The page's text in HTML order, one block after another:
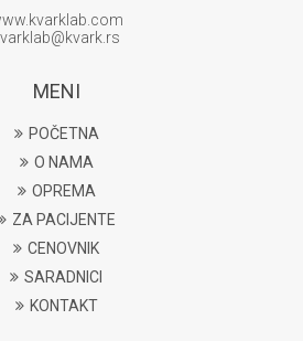
MENI
POČETNA
O NAMA
OPREMA
ZA PACIJENTE
CENOVNIK
SARADNICI
KONTAKT